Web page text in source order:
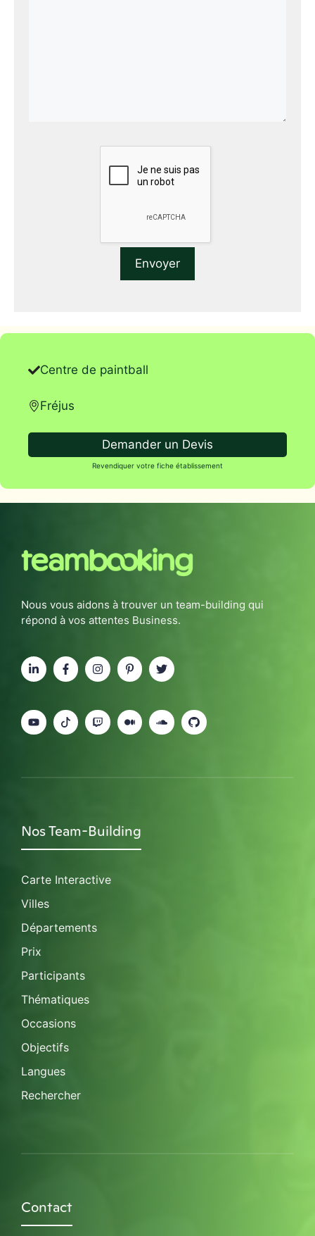
Centre de paintball
Fréjus
Demander un Devis
Revendiquer votre fiche établissement
Nous vous aidons à trouver un team-building qui
répond à vos attentes Business.
Nos Team-Building
Carte Interactive
Villes
Départements
Prix
Participants
Thématiques
Occasions
Objectifs
Langues
Rechercher
Contact